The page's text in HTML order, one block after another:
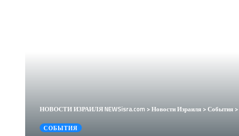
НОВОСТИ ИЗРАИЛЯ NEWSisra.com >Новости Израиля >События >
СОБЫТИЯ